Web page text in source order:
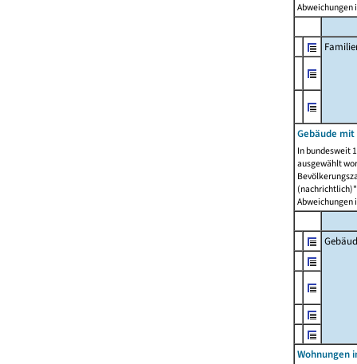
Abweichungen
Gebäude
In bundesweit
ausgewählt
Abweichungen
Wohnungen